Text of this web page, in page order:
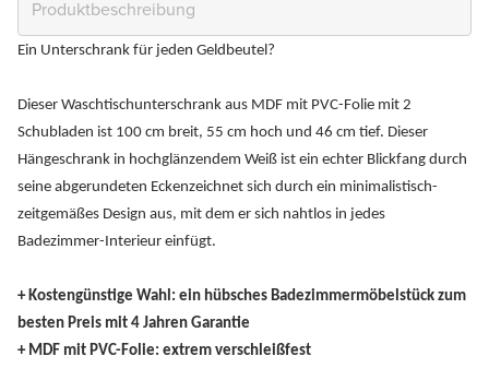
Ein Unterschrank für jeden Geldbeutel?
Dieser Waschtischunterschrank aus MDF mit PVC-Folie mit 2
Schubladen ist 100 cm breit, 55 cm hoch und 46 cm tief. Dieser
Hängeschrank in hochglänzendem Weiß ist ein echter Blickfang durch
seine abgerundeten Eckenzeichnet sich durch ein minimalistisch-
zeitgemäßes Design aus, mit dem er sich nahtlos in jedes
Badezimmer-Interieur einfügt.
+ Kostengünstige Wahl: ein hübsches Badezimmermöbelstück zum
besten Preis mit 4 Jahren Garantie
+ MDF mit PVC-Folie: extrem verschleißfest